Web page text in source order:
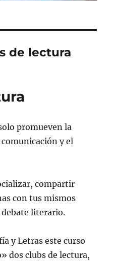
de lectura
promueven la
y el
compartir
con tus mismos
literario.
y Letras este curso
dos clubs de lectura,